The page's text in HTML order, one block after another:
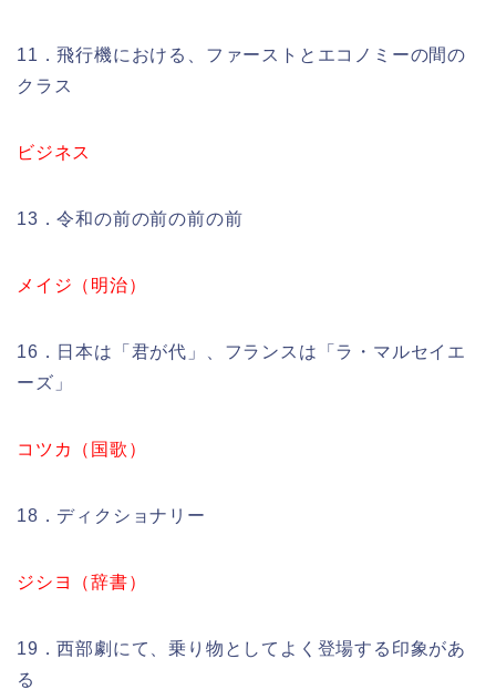
11．飛行機における、ファーストとエコノミーの間の
クラス
ビジネス
13．令和の前の前の前の前
メイジ（明治）
16．日本は「君が代」、フランスは「ラ・マルセイエ
ーズ」
コツカ（国歌）
18．ディクショナリー
ジシヨ（辞書）
19．西部劇にて、乗り物としてよく登場する印象があ
る